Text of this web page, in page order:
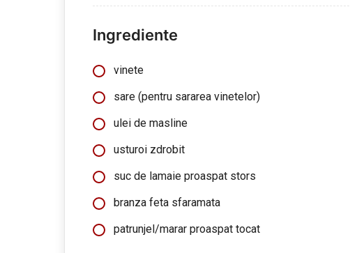
Ingrediente
vinete
sare (pentru sararea vinetelor)
ulei de masline
usturoi zdrobit
suc de lamaie proaspat stors
branza feta sfaramata
patrunjel/marar proaspat tocat